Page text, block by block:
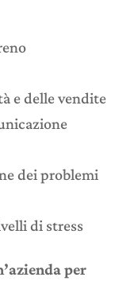
e delle vendite
dei problemi
di stress
per